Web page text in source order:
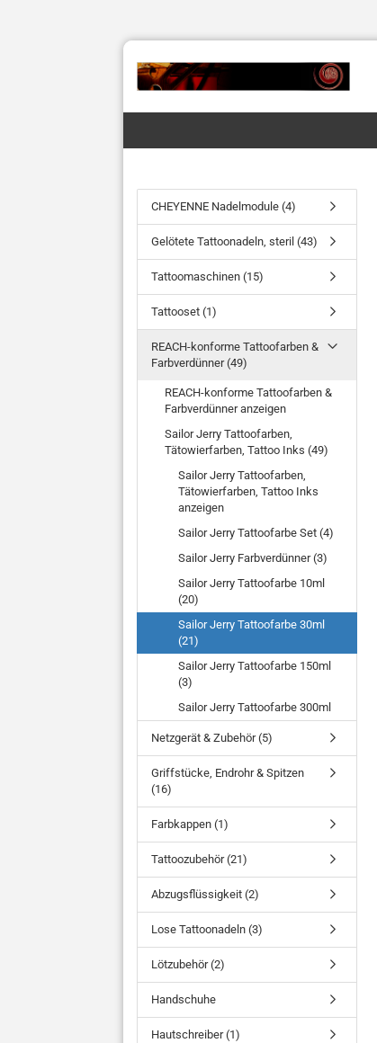
CHEYENNE Nadelmodule (4)
Gelötete Tattoonadeln, steril (43)
Tattoomaschinen (15)
Tattooset (1)
REACH-konforme Tattoofarben &
Farbverdünner (49)
REACH-konforme Tattoofarben &
Farbverdünner anzeigen
Sailor Jerry Tattoofarben,
Tätowierfarben, Tattoo Inks (49)
Sailor Jerry Tattoofarben,
Tätowierfarben, Tattoo Inks
anzeigen
Sailor Jerry Tattoofarbe Set (4)
Sailor Jerry Farbverdünner (3)
Sailor Jerry Tattoofarbe 10ml
(20)
Sailor Jerry Tattoofarbe 30ml
(21)
Sailor Jerry Tattoofarbe 150ml
(3)
Sailor Jerry Tattoofarbe 300ml
Netzgerät & Zubehör (5)
Griffstücke, Endrohr & Spitzen
(16)
Farbkappen (1)
Tattoozubehör (21)
Abzugsflüssigkeit (2)
Lose Tattoonadeln (3)
Lötzubehör (2)
Handschuhe
Hautschreiber (1)